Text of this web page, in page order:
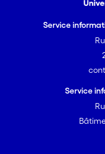
Service
Service